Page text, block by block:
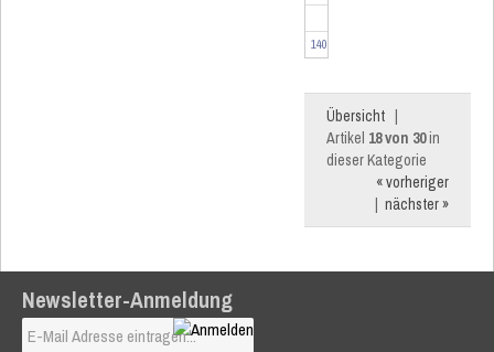
140280
Übersicht |
Artikel 18 von 30in
dieser Kategorie
« vorheriger
| nächster »
Newsletter-Anmeldung